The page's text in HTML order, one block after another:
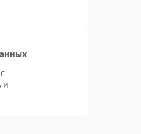
и